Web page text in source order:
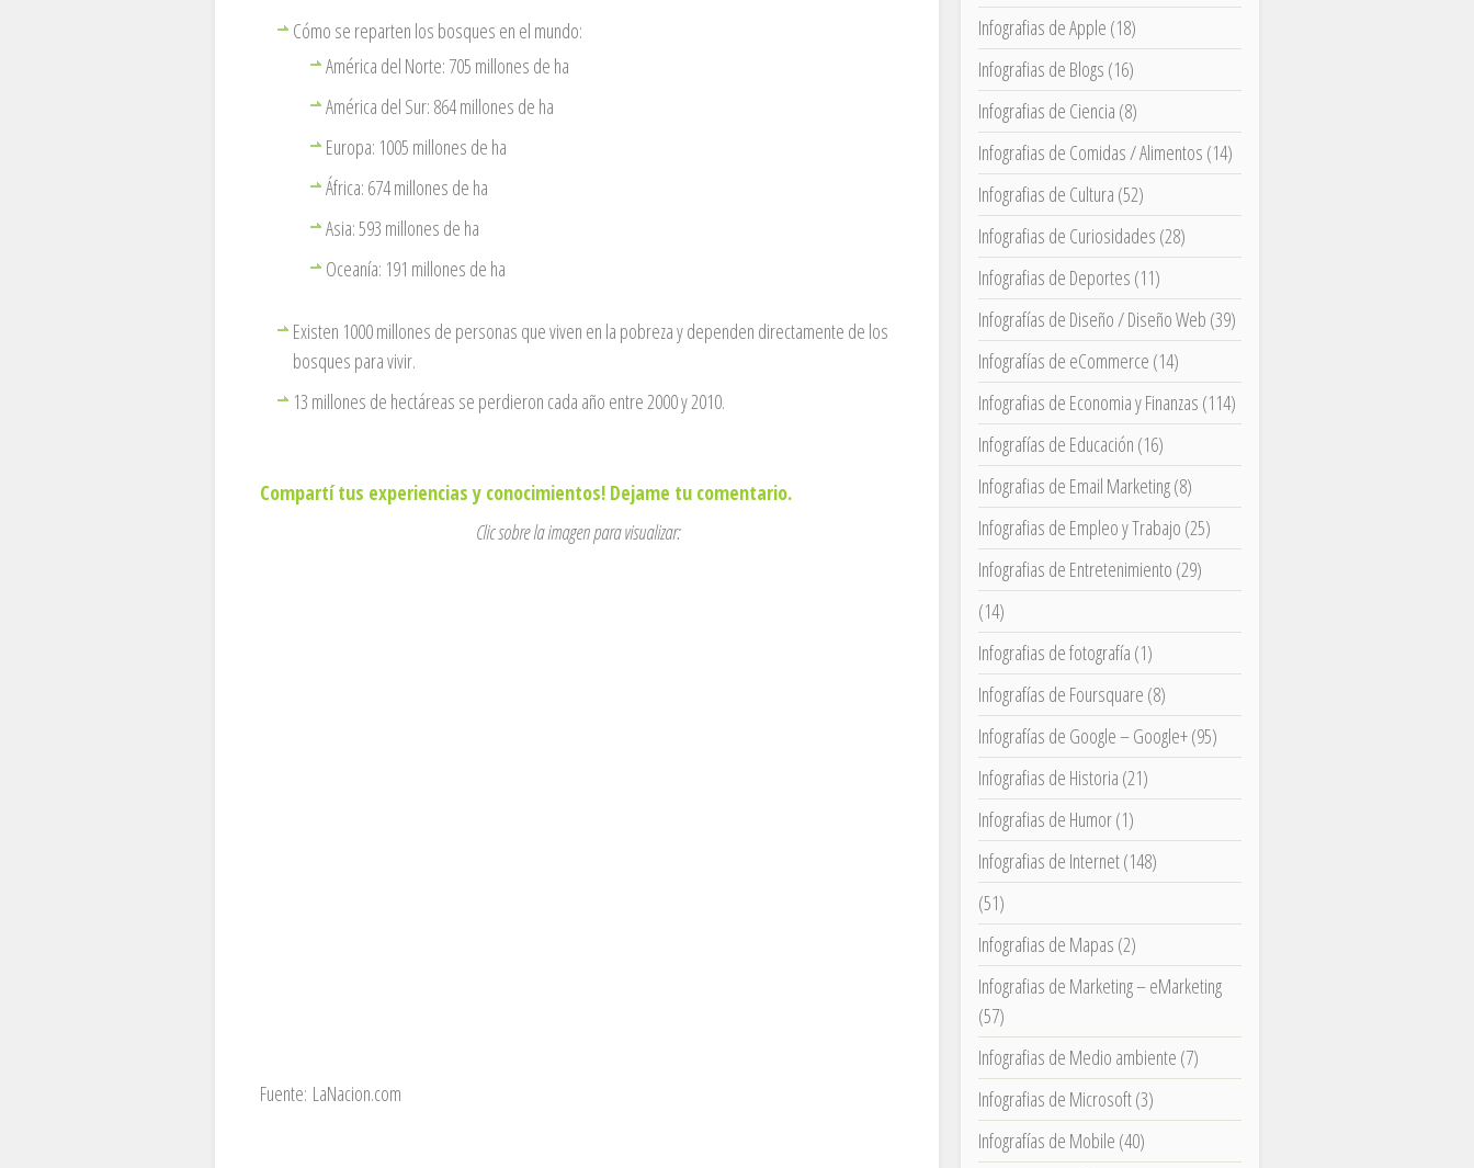
Cómo se reparten los bosques en el mundo:
América del Norte: 705 millones de ha
América del Sur: 864 millones de ha
Europa: 1005 millones de ha
África: 674 millones de ha
Asia: 593 millones de ha
Oceanía: 191 millones de ha
Existen 1000 millones de personas que viven en la pobreza y dependen directamente de los
bosques para vivir.
13 millones de hectáreas se perdieron cada año entre 2000 y 2010.
Compartí tus experiencias y conocimientos! Dejame tu comentario.
Clic sobre la imagen para visualizar:
Fuente: LaNacion.com
Infografias de Apple (18)
Infografias de Blogs (16)
Infografias de Ciencia (8)
Infografias de Comidas / Alimentos (14)
Infografias de Cultura (52)
Infografias de Curiosidades (28)
Infografias de Deportes (11)
Infografías de Diseño / Diseño Web (39)
Infografías de eCommerce (14)
Infografias de Economia y Finanzas (114)
Infografías de Educación (16)
Infografias de Email Marketing(8)
Infografias de Empleo y Trabajo (25)
Infografias de Entretenimiento (29)
(14)
Infografias de fotografía (1)
Infografías de Foursquare (8)
Infografías de Google – Google+(95)
Infografias de Historia (21)
Infografias de Humor(1)
Infografias de Internet(148)
(51)
Infografias de Mapas (2)
Infografias de Marketing – eMarketing
(57)
Infografias de Medio ambiente (7)
Infografias de Microsoft(3)
Infografías de Mobile (40)